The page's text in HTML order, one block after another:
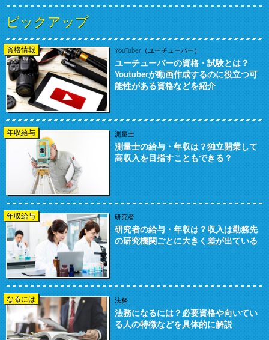
ピックアップ
資格情報 YouTuber（ユーチューバー）
ユーチューバーの資格・試験とは？
Youtuberが動画作成するのに役立つ可
能性がある資格などを紹介
年収給与 測量士
測量士の給与・年収は？独立開業して
高収入を目指すこともできる？
年収給与 研究者
研究者の給与・年収は？収入は勤務先
の研究機関ごとに大きく差が出ている
なるには 法務
法務になるには？必要資格や向いてい
る人の特徴などを具体的に解説